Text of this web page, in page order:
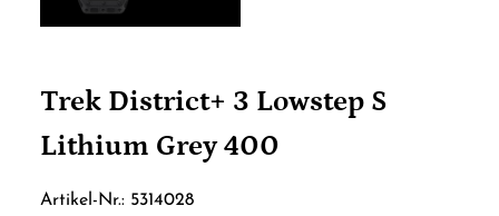
Trek District+ 3 Lowstep S
Lithium Grey 400
Artikel-Nr.: 5314028